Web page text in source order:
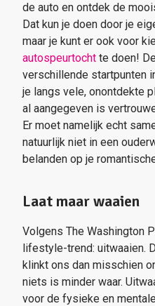
de auto en ontdek de
Dat kun je doen door je
maar je kunt er ook voor
autospeurtocht te doen!
verschillende startpunten
je langs vele, onontdekte
al aangegeven is
Er moet namelijk echt
natuurlijk niet in een
belanden op je
Laat maar waaien
Volgens The Washington
lifestyle-trend: uitwaaien.
klinkt ons dan misschien
niets is minder waar.
voor de fysieke en